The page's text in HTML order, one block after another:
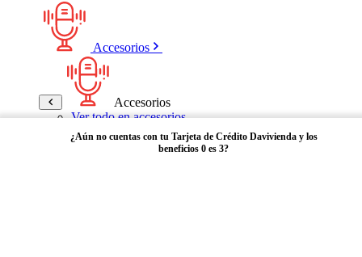
Accesorios
Accesorios
Ver todo en accesorios
Micrófonos
Bases
¿Aún no cuentas con tu Tarjeta de Crédito Davivienda y los
beneficios 0 es 3?